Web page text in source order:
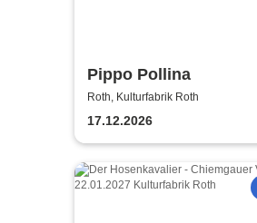
Pippo Pollina
Roth, Kulturfabrik Roth
17.12.2026